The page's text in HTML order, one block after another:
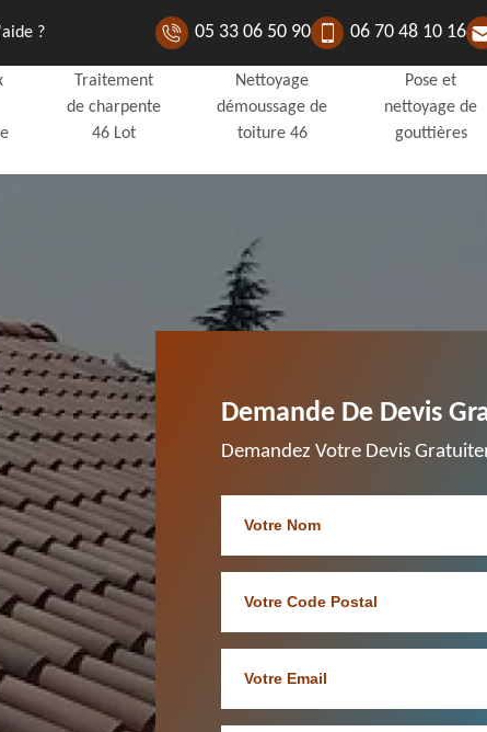
? 05 33 06 50 90 06 70 48 10 16
Traitement
de charpente
46 Lot
Nettoyage
démoussage de
toiture 46
Pose et
nettoyage de
gouttières
Demande De Devis
Demandez Votre Devis